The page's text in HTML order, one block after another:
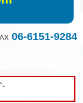
06-6151-9284